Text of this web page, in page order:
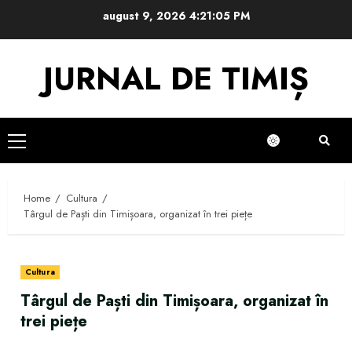
august 9, 2026 4:21:06 PM
JURNAL DE TIMIȘ
Primary
Menu
Home
Cultura
Târgul de Paști din Timișoara, organizat în trei piețe
Cultura
Târgul de Paști din Timișoara, organizat în
trei piețe